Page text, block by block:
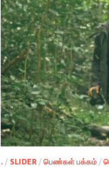
. / SLIDER / பெண்கள் பக்கம் /